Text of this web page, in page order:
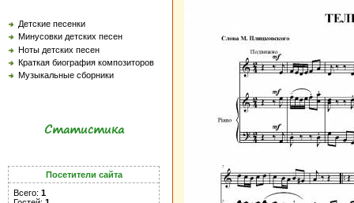
Детские песенки
Минусовки детских песен
Ноты детских песен
Краткая биография композиторов
Музыкальные сборники
Статистика
Посетители сайта
Всего: 1